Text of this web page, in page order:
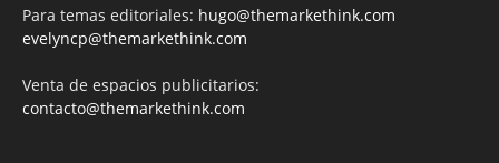
Para temas editoriales: hugo@themarkethink.com
evelyncp@themarkethink.com
Venta de espacios publicitarios:
contacto@themarkethink.com